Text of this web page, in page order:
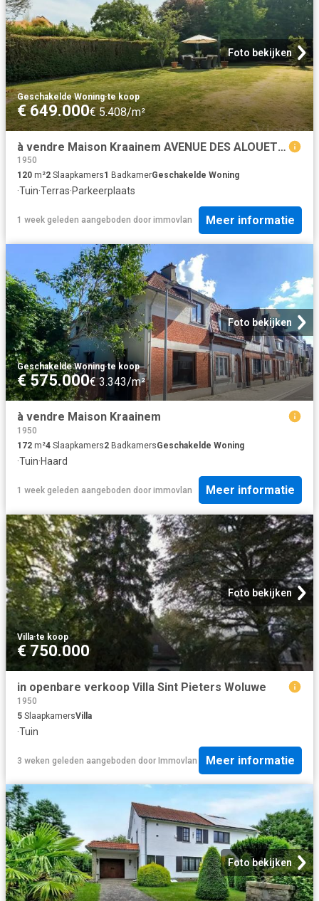
Foto bekijken
Geschakelde Woning·te koop
€ 649.000€ 5.408/m²
à vendre Maison Kraainem AVENUE DES ALOUETTES
1950
120 m²2 Slaapkamers1 BadkamerGeschakelde Woning
·Tuin·Terras·Parkeerplaats
1 week geleden aangeboden door immovlan Meer informatie
Foto bekijken
Geschakelde Woning·te koop
€ 575.000€ 3.343/m²
à vendre Maison Kraainem
1950
172 m²4 Slaapkamers2 BadkamersGeschakelde Woning
·Tuin·Haard
1 week geleden aangeboden door immovlan Meer informatie
Foto bekijken
Villa·te koop
€ 750.000
in openbare verkoop Villa Sint Pieters Woluwe
1950
5 SlaapkamersVilla
·Tuin
3 weken geleden aangeboden door Immovlan Meer informatie
Foto bekijken